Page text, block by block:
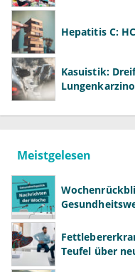
Hepatitis C:
Kasuistik:
Meistgelesen
Teufel über